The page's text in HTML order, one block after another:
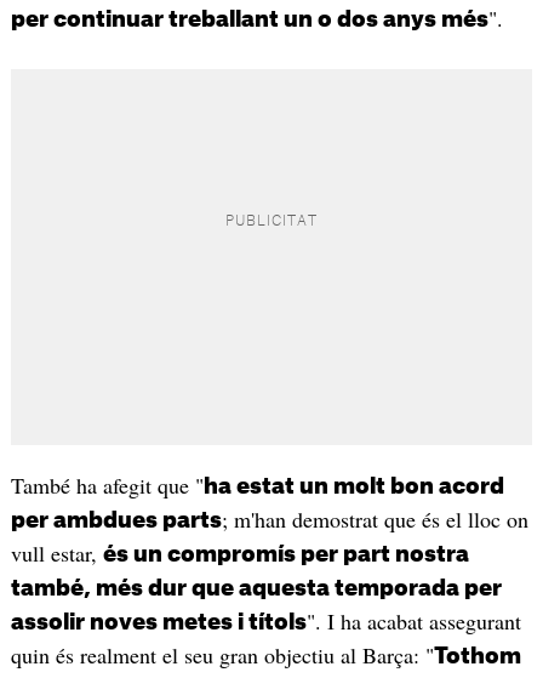
per continuar treballant un o dos anys més".
També ha afegit que " ha estat un molt bon acord
per ambdues parts; m'han demostrat que és el lloc on
vull estar, és un compromís per part nostra
també, més dur que aquesta temporada per
assolir noves metes i títols". I ha acabat assegurant
quin és realment el seu gran objectiu al Barça: "Tothom